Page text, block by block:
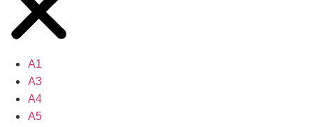
A1
A3
A4
A5